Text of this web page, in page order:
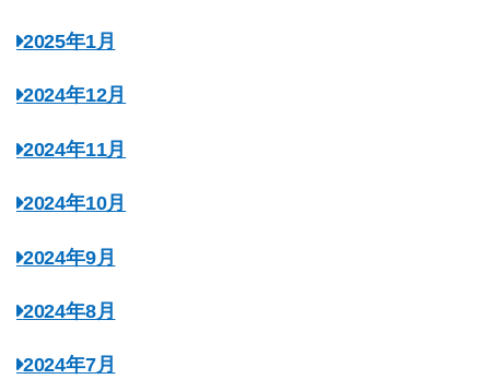
2025年1月
2024年12月
2024年11月
2024年10月
2024年9月
2024年8月
2024年7月